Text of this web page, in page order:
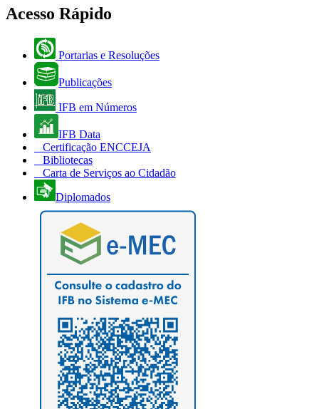
Acesso Rápido
Portarias e Resoluções
Publicações
IFB em Números
IFB Data
Certificação ENCCEJA
Bibliotecas
Carta de Serviços ao Cidadão
Diplomados